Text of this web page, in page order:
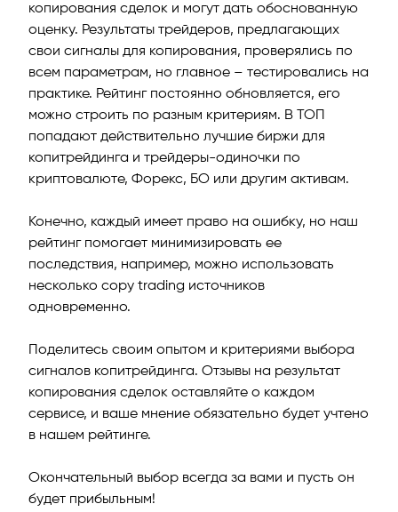
копирования сделок и могут дать обоснованную
оценку. Результаты трейдеров, предлагающих
свои сигналы для копирования, проверялись по
всем параметрам, но главное – тестировались на
практике. Рейтинг постоянно обновляется, его
можно строить по разным критериям. В ТОП
попадают действительно лучшие биржи для
копитрейдинга и трейдеры-одиночки по
криптовалюте, Форекс, БО или другим активам.
Конечно, каждый имеет право на ошибку, но наш
рейтинг помогает минимизировать ее
последствия, например, можно использовать
несколько copy trading источников
одновременно.
Поделитесь своим опытом и критериями выбора
сигналов копитрейдинга. Отзывы на результат
копирования сделок оставляйте о каждом
сервисе, и ваше мнение обязательно будет учтено
в нашем рейтинге.
Окончательный выбор всегда за вами и пусть он
будет прибыльным!